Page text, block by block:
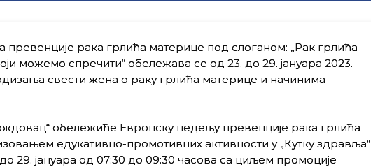
превенције рака грлића материце под слоганом: „Рак грлића
можемо спречити“ обележава се од 23. до 29. јануара 2023.
свести жена о раку грлића материце и начинима
обележиће Европску недељу превенције рака грлића
едукативно-промотивних активности у „Кутку здравља“
29. јануара од 07:30 до 09:30 часова са циљем промоције